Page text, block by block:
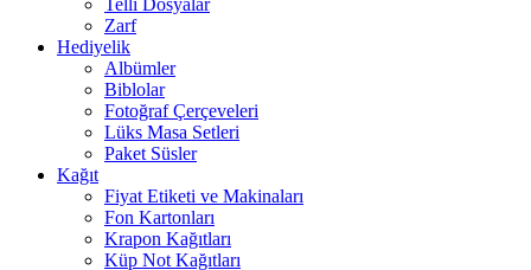
Telli Dosyalar
Zarf
Hediyelik
Albümler
Biblolar
Fotoğraf Çerçeveleri
Lüks Masa Setleri
Paket Süsler
Kağıt
Fiyat Etiketi ve Makinaları
Fon Kartonları
Krapon Kağıtları
Küp Not Kağıtları